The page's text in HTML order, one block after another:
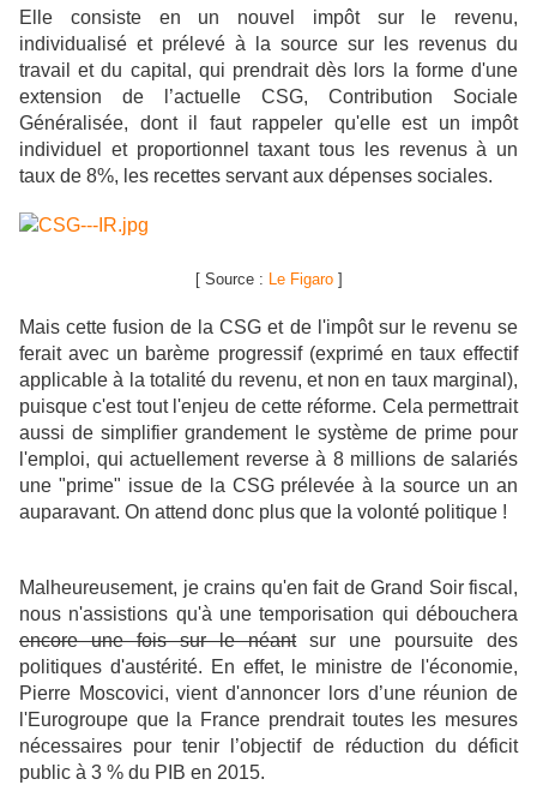
Elle consiste
en un nouvel impôt sur le revenu,
individualisé et prélevé à la source sur les revenus du
travail et du capital, qui prendrait dès lors la forme d'une
extension de l’actuelle CSG, Contribution Sociale
Généralisée, dont il faut rappeler qu'elle est un impôt
individuel et proportionnel taxant tous les revenus à un
taux de 8%, les recettes servant aux dépenses sociales.
[ Source : Le Figaro]
Mais cette fusion de la CSG et de l'impôt sur le revenu se
ferait avec un barème progressif (exprimé en taux effectif
applicable à la totalité du revenu, et non en taux marginal),
puisque c'est tout l'enjeu de cette réforme. Cela permettrait
aussi de simplifier grandement le système de prime pour
l'emploi, qui actuellement reverse à 8 millions de salariés
une "prime" issue de la CSG prélevée à la source un an
auparavant. On attend donc plus que la volonté politique !
Malheureusement, je crains qu'en fait de Grand Soir fiscal,
nous n'assistions qu'à une temporisation qui débouchera
encore une fois sur le néantsur une poursuite des
politiques d'austérité. En effet, le ministre de l'économie,
Pierre Moscovici, vient d'annoncer lors d’une réunion de
l'Eurogroupe que la France prendrait toutes les mesures
nécessaires pour tenir l’objectif de réduction du déficit
public à 3 % du PIB en 2015.